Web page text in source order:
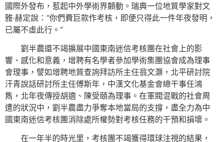
國際外發布，惹起中外學術界顫動。瑞典一位地質學家對文
雅·赫定說：“你們費巨款作考核，即便只得此一件年夜發明，
已屬不虛此行。”
劉半農還不竭擴展中國東南迷信考核團在社會上的影
響、感化和意義，增聘有名學者參加學術集團協會成為理事
會理事，譬如增聘地質查詢拜訪所主任翁文灝，北平研討院
汗青說話研討所主任傅斯年，中漢文化基金會總干事任鴻
雋，北年夜傳授胡適、陳受頤為理事。在軍閥混戰的社會周
遭的狀況中，劉半農盡力爭奪本地當局的支撐，盡全力為中
國東南迷信考核團消除處所權勢對考核任務的干預和損壞。
在一年半的時光里，考核團不竭獲得環球注視的結果，